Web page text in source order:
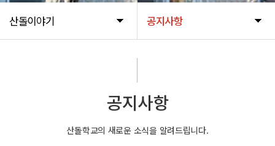
산돌이야기 공지사항
공지사항
산돌학교의 새로운 소식을 알려드립니다.